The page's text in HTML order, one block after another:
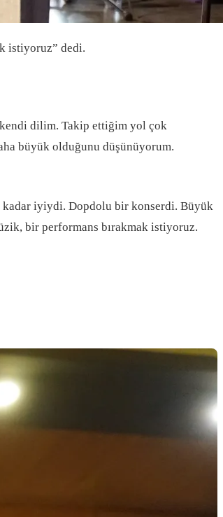
istiyoruz” dedi.
dilim. Takip ettiğim yol çok
büyük olduğunu düşünüyorum.
kadar iyiydi. Dopdolu bir konserdi. Büyük
bir performans bırakmak istiyoruz.